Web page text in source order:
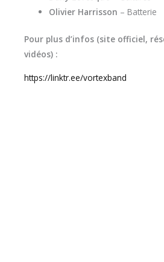
Olivier Harrisson – Batterie
Pour plus d’infos (site officiel,
vidéos) :
https://linktr.ee/vortexband